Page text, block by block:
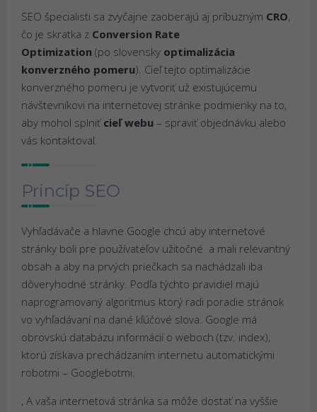
SEO špecialisti sa zvyčajne zaoberajú aj príbuzným CRO,
čo je skratka z Conversion Rate
Optimization (po slovensky optimalizácia
konverzného pomeru). Cieľ tejto optimalizácie
konverzného pomeru je vytvoriť už existujúcemu
návštevníkovi na internetovej stránke podmienky na to,
aby mohol splniť cieľ webu – spraviť objednávku alebo
vás kontaktoval.
Princíp SEO
Vyhľadávače a hlavne Google chcú aby internetové
stránky boli pre používateľov užitočné a mali relevantný
obsah a aby na prvých priečkach sa nachádzali iba
dôveryhodné stránky. Podľa týchto pravidiel majú
naprogramovaný algoritmus ktorý radi poradie stránok
vo vyhľadávaní na dané kľúčové slova. Google má
obrovskú databázu informácií o weboch (tzv. index),
ktorú získava prechádzaním internetu automatickými
robotmi – Googlebotmi.
, A vaša internetová stránka sa môže dostať na vyššie